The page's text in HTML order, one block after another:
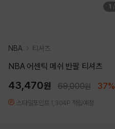
1 /
NBA 티셔츠
NBA 어센틱 메쉬 반팔 티셔츠
43,470원 69,000원 37%
스타일포인트 1,304P 적립예정